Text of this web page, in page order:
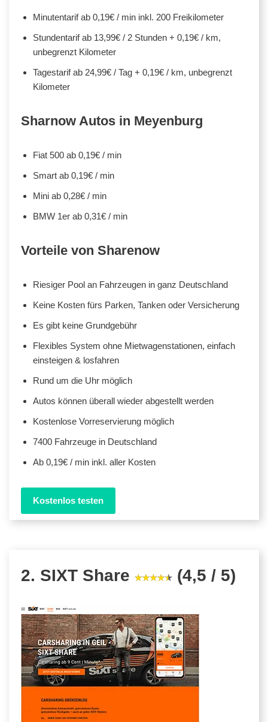
Minutentarif ab 0,19€ / min inkl. 200 Freikilometer
Stundentarif ab 13,99€ / 2 Stunden + 0,19€ / km,
unbegrenzt Kilometer
Tagestarif ab 24,99€ / Tag + 0,19€ / km, unbegrenzt
Kilometer
Sharnow Autos in Meyenburg
Fiat 500 ab 0,19€ / min
Smart ab 0,19€ / min
Mini ab 0,28€ / min
BMW 1er ab 0,31€ / min
Vorteile von Sharenow
Riesiger Pool an Fahrzeugen in ganz Deutschland
Keine Kosten fürs Parken, Tanken oder Versicherung
Es gibt keine Grundgebühr
Flexibles System ohne Mietwagenstationen, einfach
einsteigen & losfahren
Rund um die Uhr möglich
Autos können überall wieder abgestellt werden
Kostenlose Vorreservierung möglich
7400 Fahrzeuge in Deutschland
Ab 0,19€ / min inkl. aller Kosten
Kostenlos testen
2. SIXT Share (4,5 / 5)